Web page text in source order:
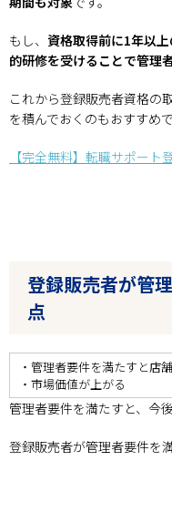
もし、 資格取得前に1年以
的研修を受けることで管理
これから登録販売者資格の
を積んでおくのもおすすめで
【完全無料】転職サポート
登録販売者が管
点
・管理者要件を満たすと店
・市場価値が上がる
管理者要件を満たすと、今
登録販売者が管理者要件を